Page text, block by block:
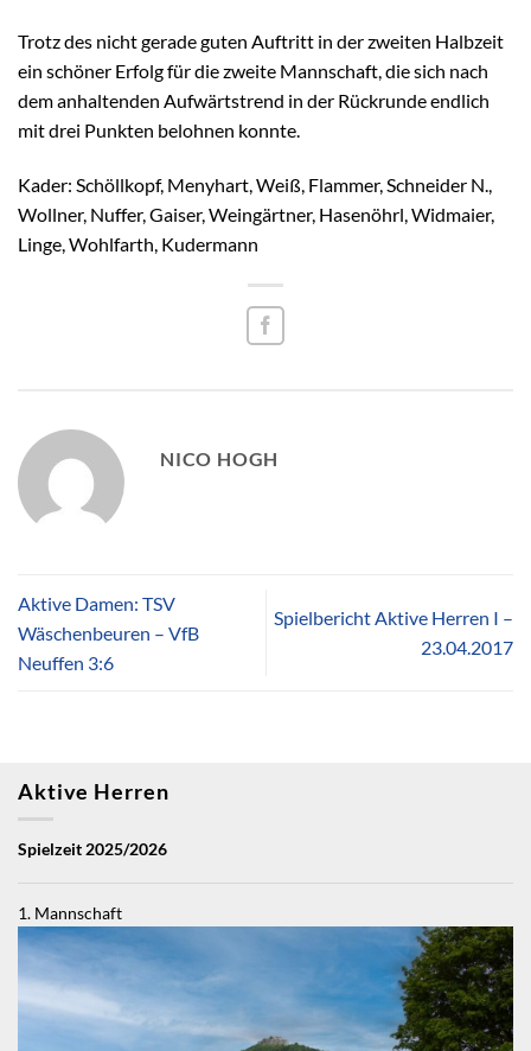
Trotz des nicht gerade guten Auftritt in der zweiten Halbzeit
ein schöner Erfolg für die zweite Mannschaft, die sich nach
dem anhaltenden Aufwärtstrend in der Rückrunde endlich
mit drei Punkten belohnen konnte.
Kader: Schöllkopf, Menyhart, Weiß, Flammer, Schneider N.,
Wollner, Nuffer, Gaiser, Weingärtner, Hasenöhrl, Widmaier,
Linge, Wohlfarth, Kudermann
NICO HOGH
Aktive Damen: TSV
Wäschenbeuren – VfB
Neuffen 3:6
Spielbericht Aktive Herren I –
23.04.2017
Aktive Herren
Spielzeit 2025/2026
1. Mannschaft